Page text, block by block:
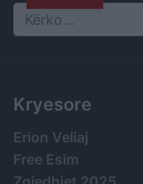
Search
Kryesore
Erion Veliaj
Free Esim